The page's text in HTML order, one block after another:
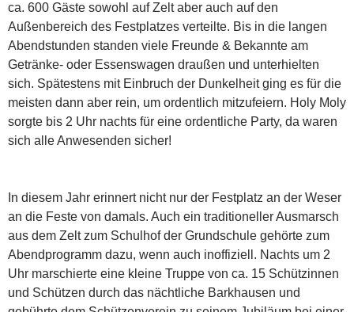
ca. 600 Gäste sowohl auf Zelt aber auch auf den
Außenbereich des Festplatzes verteilte. Bis in die langen
Abendstunden standen viele Freunde & Bekannte am
Getränke- oder Essenswagen draußen und unterhielten
sich. Spätestens mit Einbruch der Dunkelheit ging es für die
meisten dann aber rein, um ordentlich mitzufeiern. Holy Moly
sorgte bis 2 Uhr nachts für eine ordentliche Party, da waren
sich alle Anwesenden sicher!
In diesem Jahr erinnert nicht nur der Festplatz an der Weser
an die Feste von damals. Auch ein traditioneller Ausmarsch
aus dem Zelt zum Schulhof der Grundschule gehörte zum
Abendprogramm dazu, wenn auch inoffiziell. Nachts um 2
Uhr marschierte eine kleine Truppe von ca. 15 Schützinnen
und Schützen durch das nächtliche Barkhausen und